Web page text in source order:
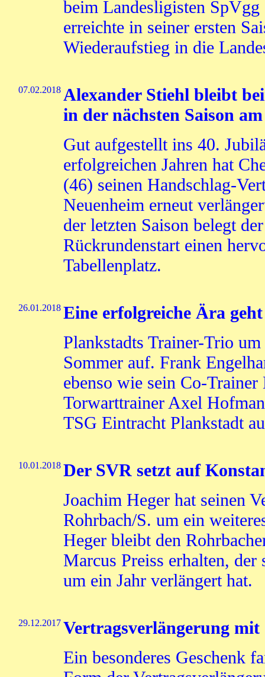
beim Landesligisten
erreichte in seiner ersten
Wiederaufstieg in die
07.02.2018 Alexander Stiehl bleibt
in der nächsten Saison
Gut aufgestellt ins 40.
erfolgreichen Jahren hat
(46) seinen Handschlag-
Neuenheim erneut
der letzten Saison belegt
Rückrundenstart einen
Tabellenplatz.
26.01.2018 Eine erfolgreiche Ära
Plankstadts Trainer-Trio
Sommer auf. Frank
ebenso wie sein Co-
Torwarttrainer Axel
TSG Eintracht Plankstadt
10.01.2018 Der SVR setzt auf
Joachim Heger hat seinen
Rohrbach/S. um ein
Heger bleibt den
Marcus Preiss erhalten, der
um ein Jahr verlängert hat.
29.12.2017 Vertragsverlängerung
Ein besonderes Geschenk